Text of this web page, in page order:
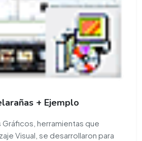
+ Ejemplo
herramientas que
Visual, se desarrollaron para